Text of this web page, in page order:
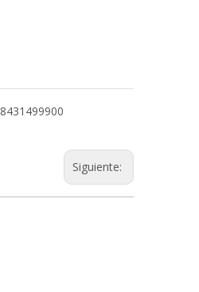
8431499900
Siguiente: